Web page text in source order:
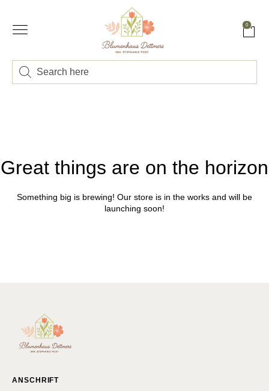
0
Great things are on the horizon
Something big is brewing! Our store is in the works and will be
launching soon!
ANSCHRIFT